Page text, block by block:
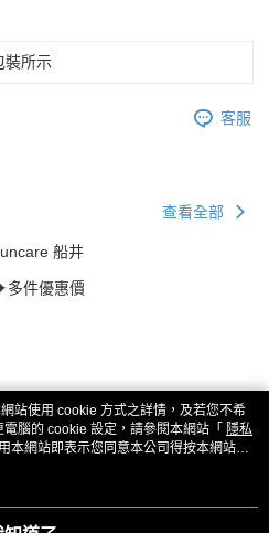
裝所示
客服
查看全部
船井
多件優惠價
站使用 cookie 方式之詳情，及若您不希
腦的 cookie 設定，請參閱本網站「 隱私
本網站即表示您同意本公司得按本網站使